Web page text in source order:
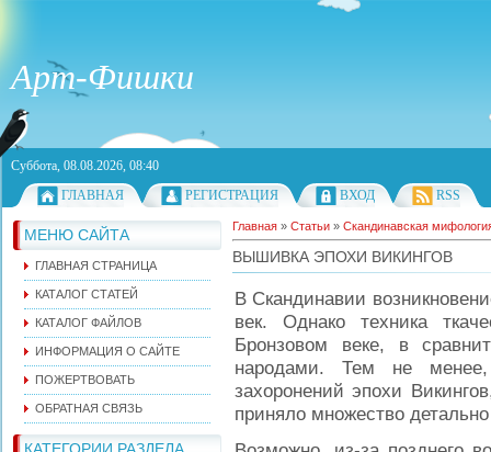
Арт-Фишки
Суббота, 08.08.2026, 08:40
ГЛАВНАЯ
РЕГИСТРАЦИЯ ВХОД RSS
МЕНЮ САЙТА
ГЛАВНАЯ СТРАНИЦА
КАТАЛОГ СТАТЕЙ
КАТАЛОГ ФАЙЛОВ
ИНФОРМАЦИЯ О САЙТЕ
ПОЖЕРТВОВАТЬ
ОБРАТНАЯ СВЯЗЬ
Главная » Статьи » Скандинавская
ВЫШИВКА ЭПОХИ ВИКИНГОВ
В Скандинавии
век. Однако техника
Бронзовом веке, в
народами. Тем не
захоронений эпохи
приняло множество